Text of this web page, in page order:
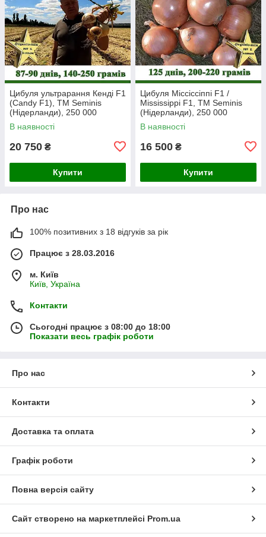
Цибуля ультрарання Кенді F1
(Candy F1), ТМ Seminis
(Нідерланди), 250 000
насінин
В наявності
20 750 ₴
Купити
Цибуля Міссіссіппі F1 /
Mississippi F1, ТМ Seminis
(Нідерланди), 250 000
насінин
В наявності
16 500 ₴
Купити
Про нас
100% позитивних з 18 відгуків за рік
Працює з 28.03.2016
м. Київ
Київ, Україна
Контакти
Сьогодні працює з 08:00 до 18:00
Показати весь графік роботи
Про нас
Контакти
Доставка та оплата
Графік роботи
Повна версія сайту
Сайт створено на маркетплейсі Prom.ua